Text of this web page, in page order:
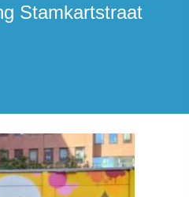
Stamkartstraat